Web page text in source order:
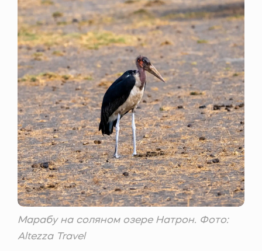
Марабу на соляном озере Натрон. Фото:
Altezza Travel